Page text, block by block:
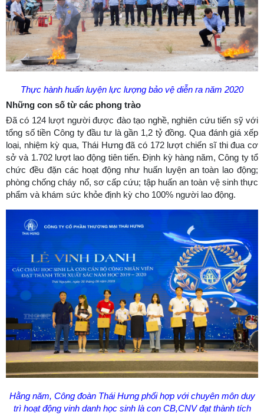
Thực hành huấn luyện lực lượng bảo vệ diễn ra năm 2020
Những con số từ các phong trào
Đã có 124 lượt người được đào tạo nghề, nghiên cứu tiến sỹ với
tổng số tiền Công ty đầu tư là gần 1,2 tỷ đồng. Qua đánh giá xếp
loại, nhiệm kỳ qua, Thái Hưng đã có 172 lượt chiến sĩ thi đua cơ
sở và 1.702 lượt lao động tiên tiến. Định kỳ hàng năm, Công ty tổ
chức đều đặn các hoạt động như huấn luyện an toàn lao động;
phòng chống cháy nổ, sơ cấp cứu; tập huấn an toàn vệ sinh thực
phẩm và khám sức khỏe định kỳ cho 100% người lao động.
Hằng năm, Công đoàn Thái Hưng phối hợp với chuyên môn duy
trì hoạt động vinh danh học sinh là con CB,CNV đạt thành tích